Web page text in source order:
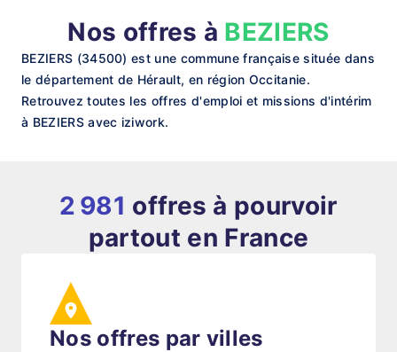
Nos offres à BEZIERS
BEZIERS (34500) est une commune française située dans
le département de Hérault, en région Occitanie.
Retrouvez toutes les offres d'emploi et missions d'intérim
à BEZIERS avec iziwork.
2 981 offres à pourvoir
partout en France
Nos offres par villes